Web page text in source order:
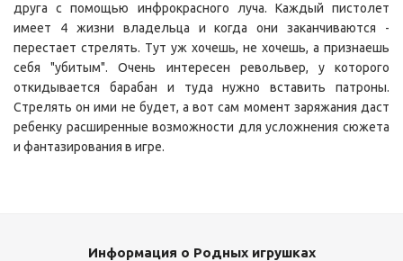
друга с помощью инфрокрасного луча. Каждый пистолет
имеет 4 жизни владельца и когда они заканчиваются -
перестает стрелять. Тут уж хочешь, не хочешь, а признаешь
себя "убитым". Очень интересен револьвер, у которого
откидывается барабан и туда нужно вставить патроны.
Стрелять он ими не будет, а вот сам момент заряжания даст
ребенку расширенные возможности для усложнения сюжета
и фантазирования в игре.
Информация о Родных игрушках